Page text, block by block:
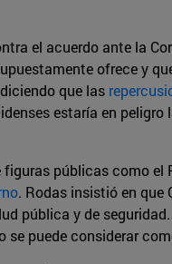
el acuerdo ante la
ofrece y
que las
estaría en
públicas como el
. Rodas insistió en que
pública y de
se puede considerar